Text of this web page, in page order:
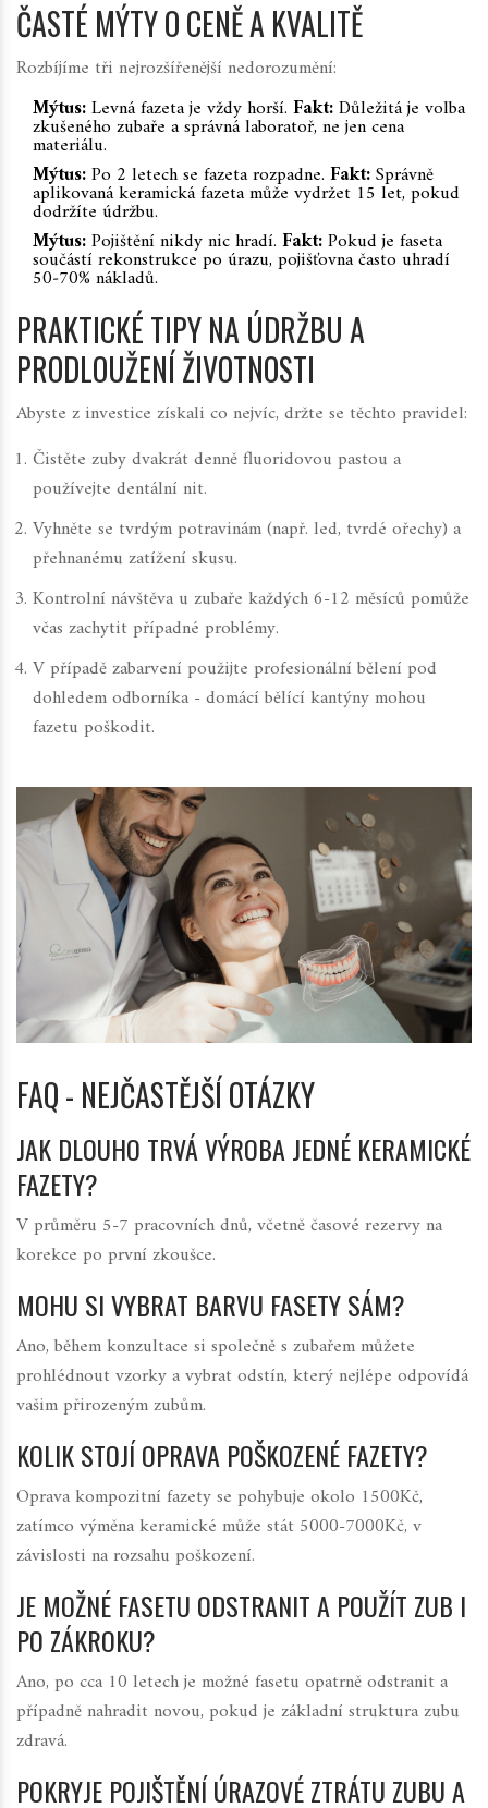
ČASTÉ MÝTY O CENĚ A KVALITĚ
Rozbíjíme tři nejrozšířenější nedorozumění:
Mýtus:Levná fazeta je vždy horší. Fakt:Důležitá je volba
zkušeného zubaře a správná laboratoř, ne jen cena
materiálu.
Mýtus:Po 2 letech se fazeta rozpadne. Fakt:Správně
aplikovaná keramická fazeta může vydržet 15 let, pokud
dodržíte údržbu.
Mýtus:Pojištění nikdy nic hradí. Fakt:Pokud je faseta
součástí rekonstrukce po úrazu, pojišťovna často uhradí
50‑70% nákladů.
PRAKTICKÉ TIPY NA ÚDRŽBU A
PRODLOUŽENÍ ŽIVOTNOSTI
Abyste z investice získali co nejvíc, držte se těchto pravidel:
Čistěte zuby dvakrát denně fluoridovou pastou a
používejte dentální nit.
Vyhněte se tvrdým potravinám (např. led, tvrdé ořechy) a
přehnanému zatížení skusu.
Kontrolní návštěva u zubaře každých 6-12 měsíců pomůže
včas zachytit případné problémy.
V případě zabarvení použijte profesionální bělení pod
dohledem odborníka - domácí bělící kantýny mohou
fazetu poškodit.
FAQ - NEJČASTĚJŠÍ OTÁZKY
JAK DLOUHO TRVÁ VÝROBA JEDNÉ KERAMICKÉ
FAZETY?
V průměru 5-7 pracovních dnů, včetně časové rezervy na
korekce po první zkoušce.
MOHU SI VYBRAT BARVU FASETY SÁM?
Ano, během konzultace si společně s zubařemmůžete
prohlédnout vzorky a vybrat odstín, který nejlépe odpovídá
vašim přirozeným zubům.
KOLIK STOJÍ OPRAVA POŠKOZENÉ FAZETY?
Oprava kompozitní fazety se pohybuje okolo 1500Kč,
zatímco výměna keramické může stát 5000-7000Kč, v
závislosti na rozsahu poškození.
JE MOŽNÉ FASETU ODSTRANIT A POUŽÍT ZUB I
PO ZÁKROKU?
Ano, po cca 10 letech je možné fasetu opatrně odstranit a
případně nahradit novou, pokud je základní struktura zubu
zdravá.
POKRYJE POJIŠTĚNÍ ÚRAZOVÉ ZTRÁTU ZUBU A